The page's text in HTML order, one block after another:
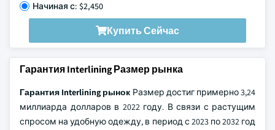
Начиная с: $2,450
Купить Сейчас
Гарантия Interlining Размер рынка
Гарантия Interlining рынок Размер достиг примерно 3,24
миллиарда долларов в 2022 году. В связи с растущим
спросом на удобную одежду, в период с 2023 по 2032 год